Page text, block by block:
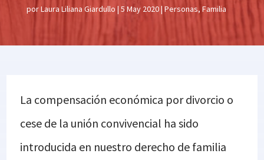
porLaura Liliana Giardullo 5 May 2020 Personas, Familia
La compensación económica por divorcio o
cese de la unión convivencial ha sido
introducida en nuestro derecho de familia